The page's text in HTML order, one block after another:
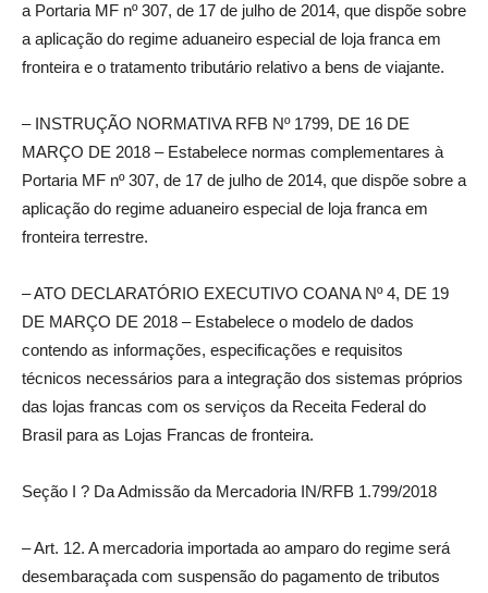
a Portaria MF nº 307, de 17 de julho de 2014, que dispõe sobre
a aplicação do regime aduaneiro especial de loja franca em
fronteira e o tratamento tributário relativo a bens de viajante.
– INSTRUÇÃO NORMATIVA RFB Nº 1799, DE 16 DE
MARÇO DE 2018 – Estabelece normas complementares à
Portaria MF nº 307, de 17 de julho de 2014, que dispõe sobre a
aplicação do regime aduaneiro especial de loja franca em
fronteira terrestre.
– ATO DECLARATÓRIO EXECUTIVO COANA Nº 4, DE 19
DE MARÇO DE 2018 – Estabelece o modelo de dados
contendo as informações, especificações e requisitos
técnicos necessários para a integração dos sistemas próprios
das lojas francas com os serviços da Receita Federal do
Brasil para as Lojas Francas de fronteira.
Seção I ? Da Admissão da Mercadoria IN/RFB 1.799/2018
– Art. 12. A mercadoria importada ao amparo do regime será
desembaraçada com suspensão do pagamento de tributos